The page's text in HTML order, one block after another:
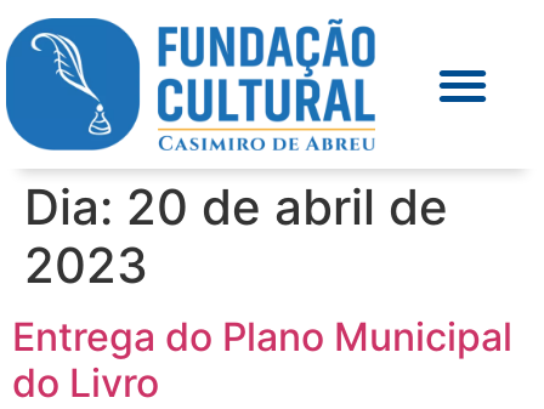
Dia: 20 de abril de
2023
Entrega do Plano Municipal
do Livro